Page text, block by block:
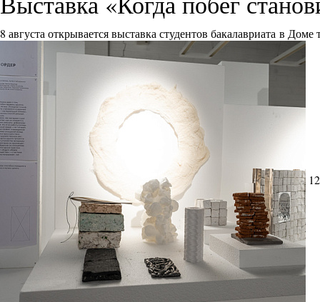
8 августа открывается выставка студентов бакалавриата в